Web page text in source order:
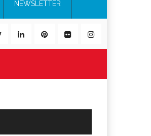
NEWSLETTER